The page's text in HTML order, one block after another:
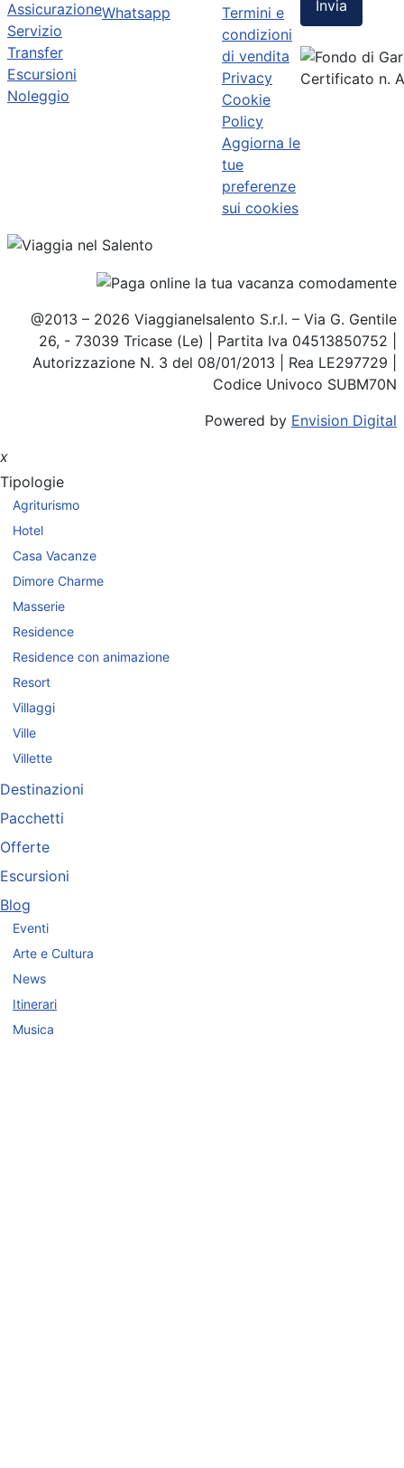
Assicurazione
Servizio
Transfer
Escursioni
Noleggio
Whatsapp
Termini e
condizioni
di vendita
Privacy
Cookie
Policy
Aggiorna le
tue
preferenze
sui cookies
Invia
Certificato n.
@2013 – 2026 Viaggianelsalento S.r.l. – Via G. Gentile
26, - 73039 Tricase (Le) | Partita Iva 04513850752 |
Autorizzazione N. 3 del 08/01/2013 | Rea LE297729 |
Codice Univoco SUBM70N
Powered by Envision Digital
x
Tipologie
Agriturismo
Hotel
Casa Vacanze
Dimore Charme
Masserie
Residence
Residence con animazione
Resort
Villaggi
Ville
Villette
Destinazioni
Pacchetti
Offerte
Escursioni
Blog
Eventi
Arte e Cultura
News
Itinerari
Musica